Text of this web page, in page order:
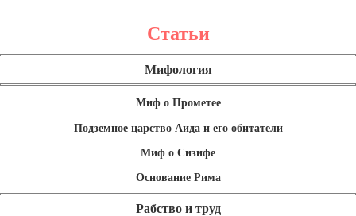
Статьи
Мифология
Миф о Прометее
Подземное царство Аида и его обитатели
Миф о Сизифе
Основание Рима
Рабство и труд